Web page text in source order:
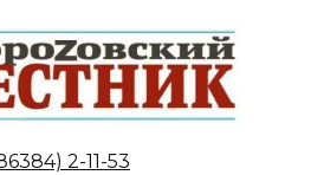
2-11-53